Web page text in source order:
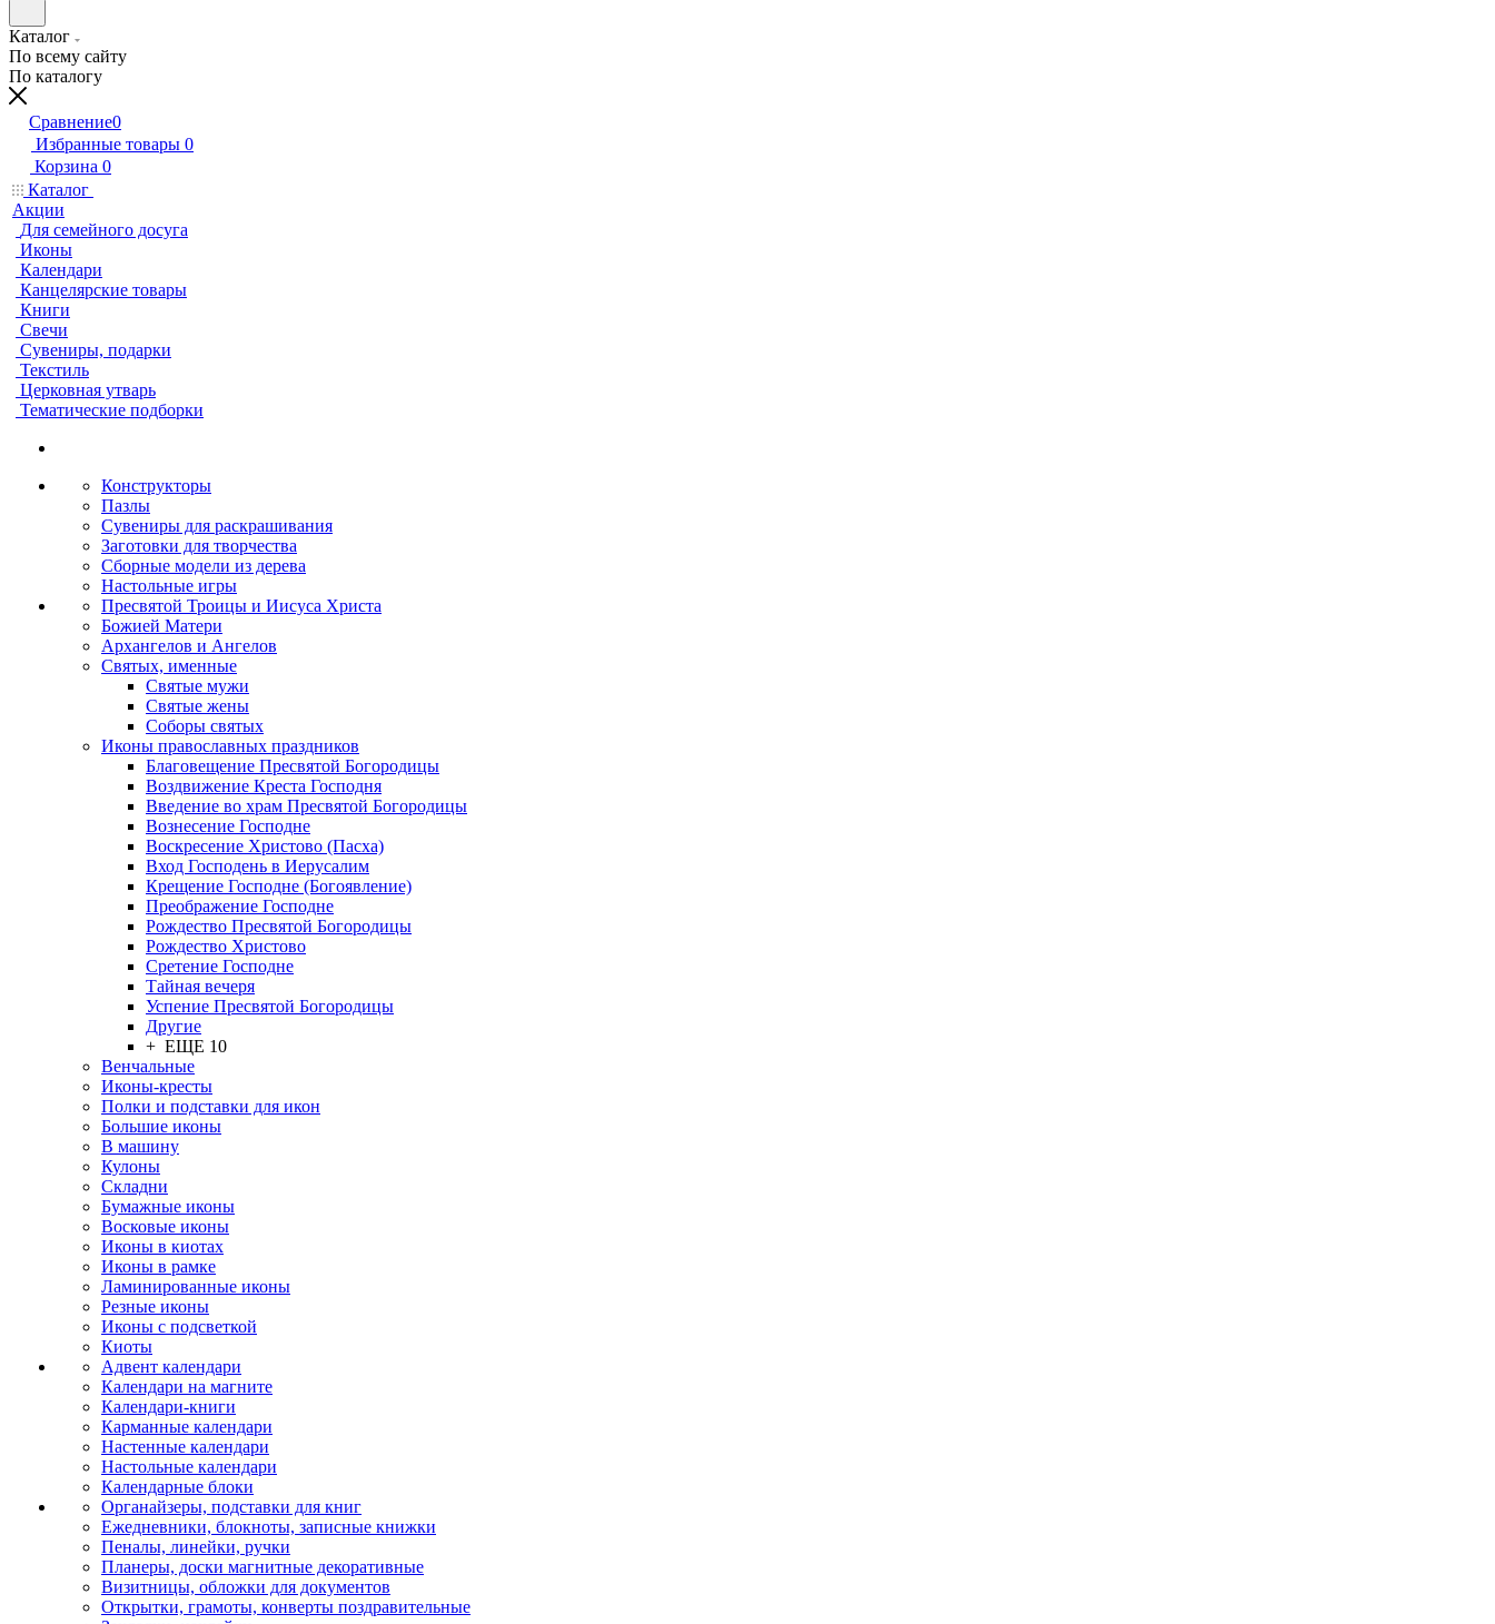
Каталог
По всему сайту
По каталогу
Сравнение0
Избранные товары 0
Корзина 0
Каталог
Акции
Для семейного досуга
Иконы
Календари
Канцелярские товары
Книги
Свечи
Сувениры, подарки
Текстиль
Церковная утварь
Тематические подборки
Конструкторы
Пазлы
Сувениры для раскрашивания
Заготовки для творчества
Сборные модели из дерева
Настольные игры
Пресвятой Троицы и Иисуса Христа
Божией Матери
Архангелов и Ангелов
Святых, именные
Святые мужи
Святые жены
Соборы святых
Иконы православных праздников
Благовещение Пресвятой Богородицы
Воздвижение Креста Господня
Введение во храм Пресвятой Богородицы
Вознесение Господне
Воскресение Христово (Пасха)
Вход Господень в Иерусалим
Крещение Господне (Богоявление)
Преображение Господне
Рождество Пресвятой Богородицы
Рождество Христово
Сретение Господне
Тайная вечеря
Успение Пресвятой Богородицы
Другие
+ ЕЩЕ 10
Венчальные
Иконы-кресты
Полки и подставки для икон
Большие иконы
В машину
Кулоны
Складни
Бумажные иконы
Восковые иконы
Иконы в киотах
Иконы в рамке
Ламинированные иконы
Резные иконы
Иконы с подсветкой
Киоты
Адвент календари
Календари на магните
Календари-книги
Карманные календари
Настенные календари
Настольные календари
Календарные блоки
Органайзеры, подставки для книг
Ежедневники, блокноты, записные книжки
Пеналы, линейки, ручки
Планеры, доски магнитные декоративные
Визитницы, обложки для документов
Открытки, грамоты, конверты поздравительные